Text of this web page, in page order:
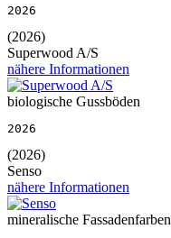
2026
(2026)
Superwood A/S
nähere Informationen
biologische Gussböden
2026
(2026)
Senso
nähere Informationen
mineralische Fassadenfarben